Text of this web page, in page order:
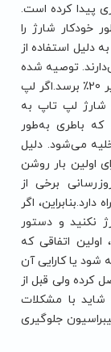
پیدا کرده است.
خودکار شارژ را
استفاده از
توصیه شده
اجازه ندهید سطح شارژ باتری لیتیوم یون به زیر 20٪ برسد.اگر لپ
شارژ لپ تاپ به‌
که باطری به‌طور
می‌شود. دلیل
اولین بار روشن
برخی از
اگر
نکنید و دستور
اولین اتفاقی که
شود یا کارایی آن
کرده ولی قبل از
جدا کنید، شاید با مشکلات
جلوگیری